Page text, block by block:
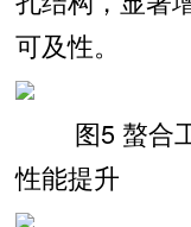
可及性。
图5 螯合工
性能提升